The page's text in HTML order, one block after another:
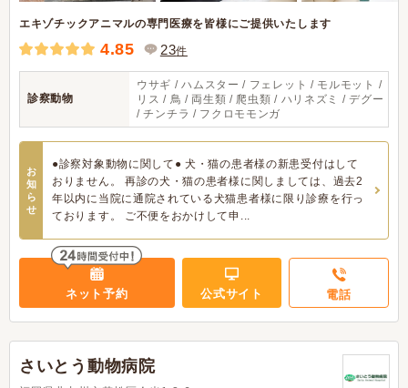
エキゾチックアニマルの専門医療を皆様にご提供いたします
4.85 23件
診察動物
ウサギ / ハムスター / フェレット / モルモット /
リス / 鳥 / 両生類 / 爬虫類 / ハリネズミ / デグー
/ チンチラ / フクロモモンガ
お
知
ら
せ
●診察対象動物に関して● 犬・猫の患者様の新患受付はして
おりません。 再診の犬・猫の患者様に関しましては、過去2
年以内に当院に通院されている犬猫患者様に限り診療を行っ
ております。 ご不便をおかけして申...
ネット予約 公式サイト 電話
さいとう動物病院